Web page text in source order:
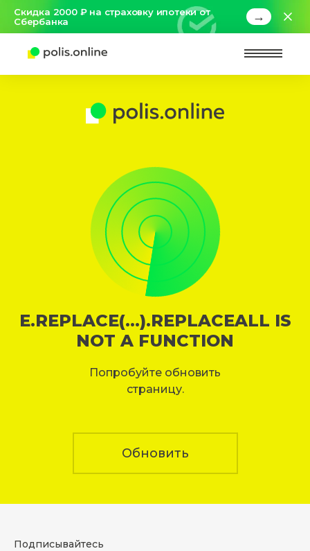
Скидка 2000 ₽ на страховку ипотеки от
Сбербанка
→
E.REPLACE(...).REPLACEALL IS
NOT A FUNCTION
Попробуйте обновить
страницу.
Обновить
Подписывайтесь